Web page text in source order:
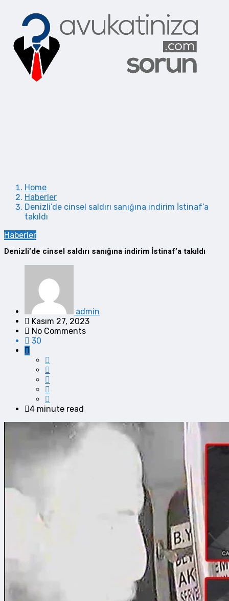
Home
Haberler
Denizli’de cinsel saldırı sanığına indirim İstinaf’a
takıldı
Haberler
Denizli’de cinsel saldırı sanığına indirim İstinaf’a takıldı
admin
Kasım 27, 2023
No Comments
30
4 minute read